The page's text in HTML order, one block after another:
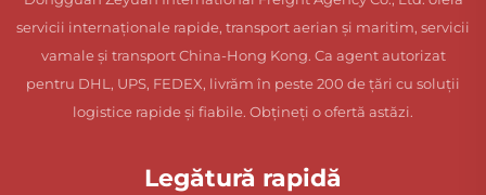
servicii internaționale rapide, transport aerian și maritim, servicii
vamale și transport China-Hong Kong. Ca agent autorizat
pentru DHL, UPS, FEDEX, livrăm în peste 200 de țări cu soluții
logistice rapide și fiabile. Obțineți o ofertă astăzi.
Legătură rapidă